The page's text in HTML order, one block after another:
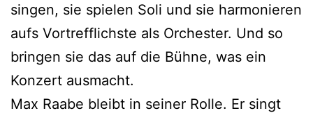
singen, sie spielen Soli und sie harmonieren
aufs Vortrefflichste als Orchester. Und so
bringen sie das auf die Bühne, was ein
Konzert ausmacht.
Max Raabe bleibt in seiner Rolle. Er singt